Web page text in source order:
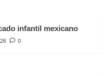
infantil mexicano
0